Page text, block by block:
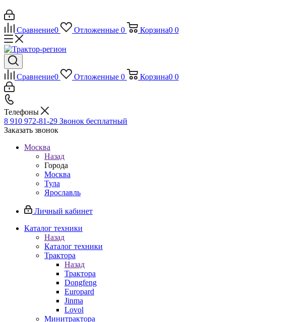
Сравнение0 Отложенные 0 Корзина0 0
Сравнение0 Отложенные 0 Корзина0 0
Телефоны
8 910 972-81-29 Звонок бесплатный
Заказать звонок
Москва
Назад
Города
Москва
Тула
Ярославль
Личный кабинет
Каталог техники
Назад
Каталог техники
Трактора
Назад
Трактора
Dongfeng
Europard
Jinma
Lovol
Минитрактора